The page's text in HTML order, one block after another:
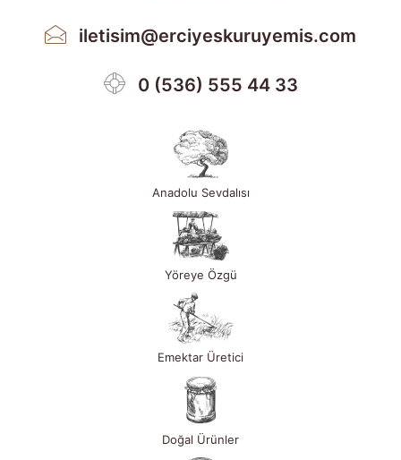
iletisim@erciyeskuruyemis.com
0 (536) 555 44 33
Anadolu Sevdalısı
Yöreye Özgü
Emektar Üretici
Doğal Ürünler